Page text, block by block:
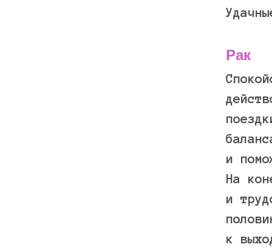
Рак
и
На
и
к